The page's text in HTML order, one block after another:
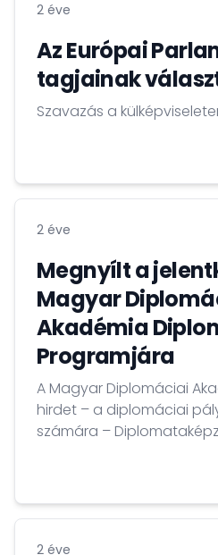
2 éve
Az Európai
tagjainak
Szavazás a
2 éve
Megnyílt a
Magyar
Akadémia
Programjára
A Magyar Diplomáciai
hirdet – a diplomáciai
számára –
és a Nemzeti
2 éve